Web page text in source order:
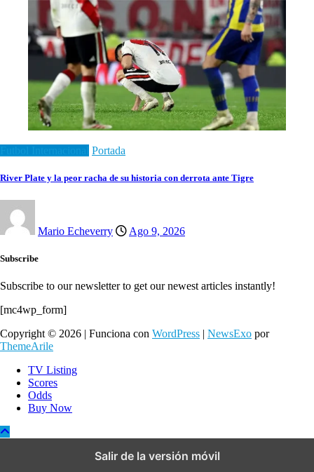
Portada
River Plate y la peor racha de su historia con derrota ante Tigre
Mario Echeverry Ago 9, 2026
Subscribe
Subscribe to our newsletter to get our newest articles instantly!
[mc4wp_form]
Copyright © 2026 | Funciona con WordPress | NewsExo por
ThemeArile
TV Listing
Scores
Odds
Buy Now
Salir de la versión móvil